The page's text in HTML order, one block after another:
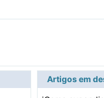
Artigos em